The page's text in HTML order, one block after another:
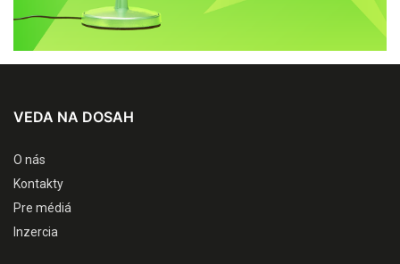
VEDA NA DOSAH
O nás
Kontakty
Pre médiá
Inzercia